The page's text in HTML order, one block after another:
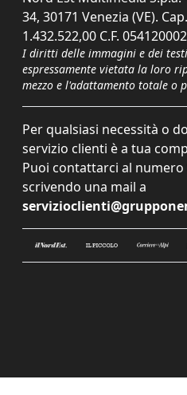
34, 30171 Venezia (VE).
1.432.522,00 C.F.
I diritti delle immagini e dei
espressamente vietata la loro
mezzo e l'adattamento totale o
Per qualsiasi necessità o
servizio clienti è a tua
Puoi contattarci al numero
scrivendo una mail a